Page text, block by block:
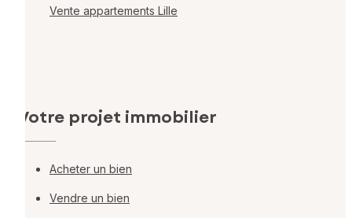
Vente appartements Lille
Votre projet immobilier
Acheter un bien
Vendre un bien